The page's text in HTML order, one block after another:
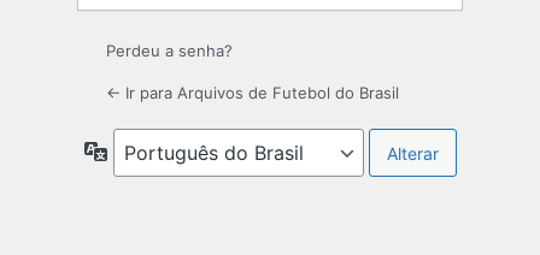
Perdeu a senha?
← Ir para Arquivos de Futebol do Brasil
Idioma